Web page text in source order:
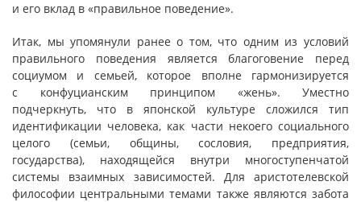
и его вклад в «правильное поведение».
Итак, мы упомянули ранее о том, что одним из условий
правильного поведения является благоговение перед
социумом и семьей, которое вполне гармонизируется
с конфуцианским принципом «жень». Уместно
подчеркнуть, что в японской культуре сложился тип
идентификации человека, как части некоего социального
целого (семьи, общины, сословия, предприятия,
государства), находящейся внутри многоступенчатой
системы взаимных зависимостей. Для аристотелевской
философии центральными темами также являются забота